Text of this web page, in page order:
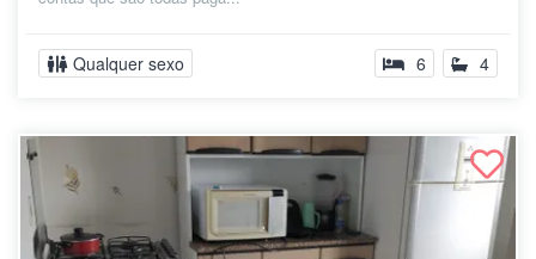
Qualquer sexo 6 4